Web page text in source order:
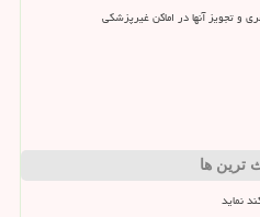
و تجویز آنها در اماکن غیرپزشکی
ترین ها
نماید